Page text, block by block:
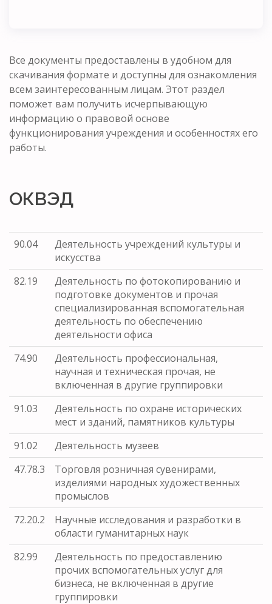
Все документы предоставлены в удобном для
скачивания формате и доступны для ознакомления
всем заинтересованным лицам. Этот раздел
поможет вам получить исчерпывающую
информацию о правовой основе
функционирования учреждения и особенностях его
работы.
ОКВЭД
90.04
Деятельность учреждений культуры и
искусства
82.19
Деятельность по фотокопированию и
подготовке документов и прочая
специализированная вспомогательная
деятельность по обеспечению
деятельности офиса
74.90
Деятельность профессиональная,
научная и техническая прочая, не
включенная в другие группировки
91.03
Деятельность по охране исторических
мест и зданий, памятников культуры
91.02
Деятельность музеев
47.78.3
Торговля розничная сувенирами,
изделиями народных художественных
промыслов
72.20.2
Научные исследования и разработки в
области гуманитарных наук
82.99
Деятельность по предоставлению
прочих вспомогательных услуг для
бизнеса, не включенная в другие
группировки